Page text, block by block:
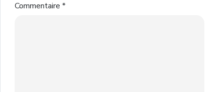
Commentaire *